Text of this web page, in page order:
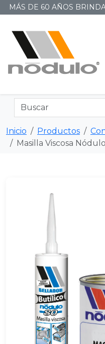
MÁS DE 60 AÑOS
Inicio Productos
Masilla Viscosa